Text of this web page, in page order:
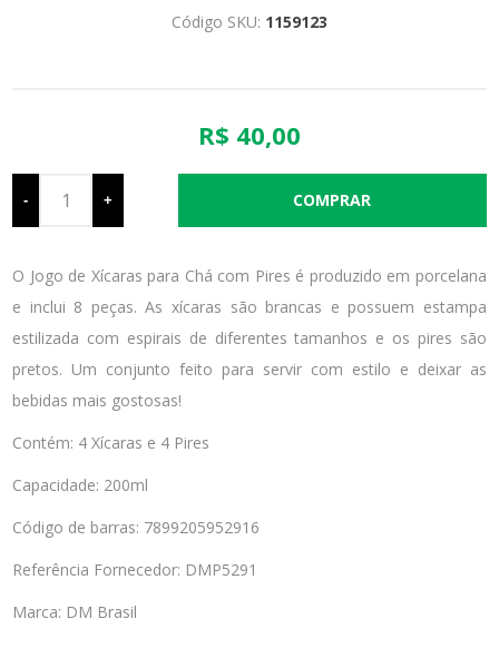
Código SKU: 1159123
R$ 40,00
- +
O Jogo de Xícaras para Chá com Pires é produzido em porcelana
e inclui 8 peças. As xícaras são brancas e possuem estampa
estilizada com espirais de diferentes tamanhos e os pires são
pretos. Um conjunto feito para servir com estilo e deixar as
bebidas mais gostosas!
Contém: 4 Xícaras e 4 Pires
Capacidade: 200ml
Código de barras: 7899205952916
Referência Fornecedor: DMP5291
Marca: DM Brasil